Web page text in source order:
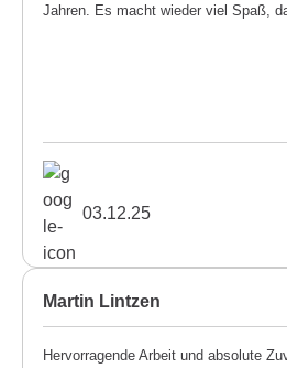
Jahren. Es macht wieder viel Spaß,
03.12.25
Martin Lintzen
Hervorragende Arbeit und absolute